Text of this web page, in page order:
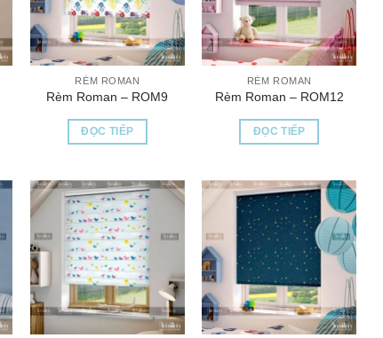
RÈM ROMAN
Rèm Roman – ROM9
ĐỌC TIẾP
RÈM ROMAN
Rèm Roman – ROM12
ĐỌC TIẾP